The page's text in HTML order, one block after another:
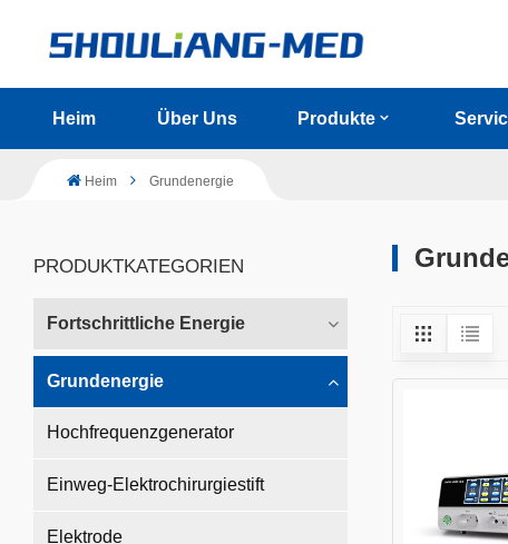
Heim Über Uns Produkte
Heim Grundenergie
PRODUKTKATEGORIEN
Fortschrittliche Energie
Grundenergie
Hochfrequenzgenerator
Einweg-Elektrochirurgiestift
Elektrode